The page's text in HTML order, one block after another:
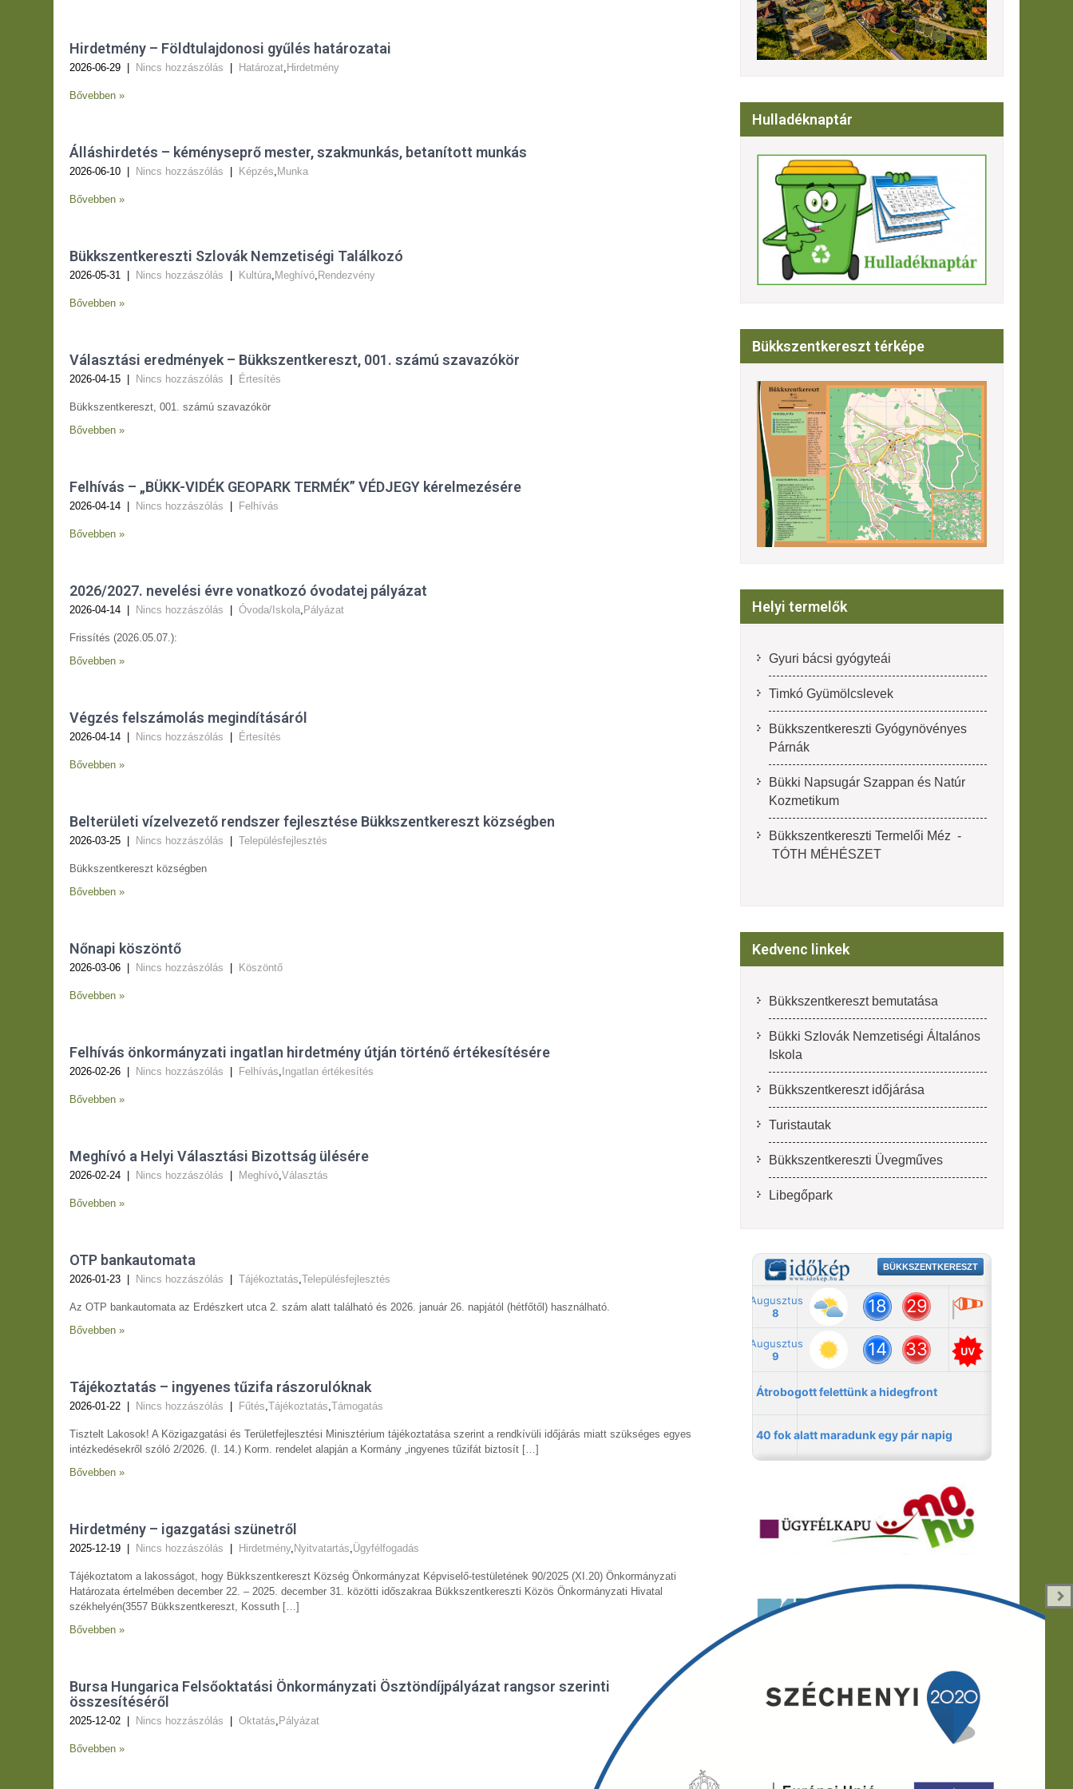
Hirdetmény – Földtulajdonosi gyűlés határozatai
2026-06-29 Nincs hozzászólás Határozat Hirdetmény
Bővebben »
Álláshirdetés – kéményseprő mester, szakmunkás, betanított munkás
2026-06-10 Nincs hozzászólás Képzés Munka
Bővebben »
Bükkszentkereszti Szlovák Nemzetiségi Találkozó
2026-05-31 Nincs hozzászólás Kultúra Meghívó Rendezvény
Bővebben »
Választási eredmények – Bükkszentkereszt, 001. számú szavazókör
2026-04-15 Nincs hozzászólás Értesítés
Bükkszentkereszt, 001. számú szavazókör
Bővebben »
Felhívás – „BÜKK-VIDÉK GEOPARK TERMÉK” VÉDJEGY kérelmezésére
2026-04-14 Nincs hozzászólás Felhívás
Bővebben »
2026/2027. nevelési évre vonatkozó óvodatej pályázat
2026-04-14 Nincs hozzászólás Óvoda/Iskola Pályázat
Frissítés (2026.05.07.):
Bővebben »
Végzés felszámolás megindításáról
2026-04-14 Nincs hozzászólás Értesítés
Bővebben »
Belterületi vízelvezető rendszer fejlesztése Bükkszentkereszt községben
2026-03-25 Nincs hozzászólás Településfejlesztés
Bükkszentkereszt községben
Bővebben »
Nőnapi köszöntő
2026-03-06 Nincs hozzászólás Köszöntő
Bővebben »
Felhívás önkormányzati ingatlan hirdetmény útján történő értékesítésére
2026-02-26 Nincs hozzászólás Felhívás Ingatlan értékesítés
Bővebben »
Meghívó a Helyi Választási Bizottság ülésére
2026-02-24 Nincs hozzászólás Meghívó Választás
Bővebben »
OTP bankautomata
2026-01-23 Nincs hozzászólás Tájékoztatás Településfejlesztés
Az OTP bankautomata az Erdészkert utca 2. szám alatt található és 2026. január 26. napjától (hétfőtől) használható.
Bővebben »
Tájékoztatás – ingyenes tűzifa rászorulóknak
2026-01-22 Nincs hozzászólás Fűtés Tájékoztatás Támogatás
Tisztelt Lakosok! A Közigazgatási és Területfejlesztési Minisztérium tájékoztatása szerint a rendkívüli időjárás miatt szükséges egyes
intézkedésekről szóló 2/2026. (I. 14.) Korm. rendelet alapján a Kormány „ingyenes tűzifát biztosít […]
Bővebben »
Hirdetmény – igazgatási szünetről
2025-12-19 Nincs hozzászólás Hirdetmény, Nyitvatartás Ügyfélfogadás
Tájékoztatom a lakosságot, hogy Bükkszentkereszt Község Önkormányzat Képviselő-testületének 90/2025 (XI.20) Önkormányzati
Határozata értelmében december 22. – 2025. december 31. közötti időszakraa Bükkszentkereszti Közös Önkormányzati Hivatal
székhelyén(3557 Bükkszentkereszt, Kossuth […]
Bővebben »
Bursa Hungarica Felsőoktatási Önkormányzati Ösztöndíjpályázat rangsor szerinti
összesítéséről
2025-12-02 Nincs hozzászólás Oktatás Pályázat
Bővebben »
Hulladéknaptár
Bükkszentkereszt térképe
Helyi termelők
Gyuri bácsi gyógyteái
Timkó Gyümölcslevek
Bükkszentkereszti Gyógynövényes
Párnák
Bükki Napsugár Szappan és Natúr
Kozmetikum
Bükkszentkereszti Termelői Méz -
TÓTH MÉHÉSZET
Kedvenc linkek
Bükkszentkereszt bemutatása
Bükki Szlovák Nemzetiségi Általános
Iskola
Bükkszentkereszt időjárása
Turistautak
Bükkszentkereszti Üvegműves
Libegőpark